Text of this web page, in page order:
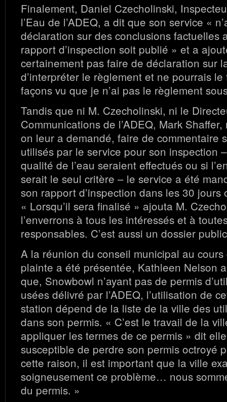
Finalement, Daniel Czecholinski,
l’Eau de l’ADEQ, a dit que son service «
déclaration sur des conclusions factuelles
rapport d’inspection soit publié » et a
certainement pas faire de déclaration sur
d’interpréter le règlement et ne pourrais
façons vu que je n’ai pas le règlement
Tandis que ni M. Czecholinski, ni le
Communications de l’ADEQ, Mark
on leur a demandé, faire de commentaire
utilisés par le service pour son inspection
qualité de l’eau seraient effectués ou si
serait le seul critère – le service a été
son rapport d’inspection dans les 30 jours
« Lorsqu’il sera finalisé » ajouta M.
l’enverrons à tous les intéressés et à
responsables. C’est aussi un dossier
A la réunion du conseil municipal au
plainte a été présentée, Kathleen Nelson
que, Snowbowl n’ayant pas de permis
usées délivré par l’ADEQ, l’utilisation de
station dépend de la liste de la ville des
dans son permis. « C’est le travail de la
appliquer les termes de ce permis » dit
susceptible de perdre son permis octroyé
cette raison, il est important que la ville
soigneusement ce problème… nous
du permis. »